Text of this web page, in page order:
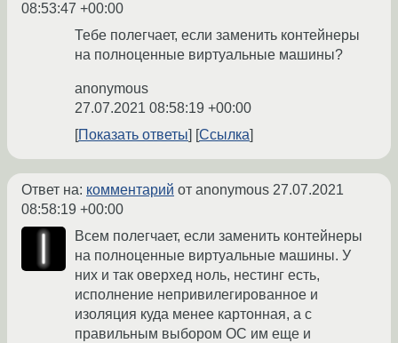
08:53:47 +00:00
Тебе полегчает, если заменить контейнеры
на полноценные виртуальные машины?
anonymous
27.07.2021 08:58:19 +00:00
Показать ответы
Ссылка
Ответ на: комментарий от anonymous 27.07.2021
08:58:19 +00:00
Всем полегчает, если заменить контейнеры
на полноценные виртуальные машины. У
них и так оверхед ноль, нестинг есть,
исполнение непривилегированное и
изоляция куда менее картонная, а с
правильным выбором ОС им еще и